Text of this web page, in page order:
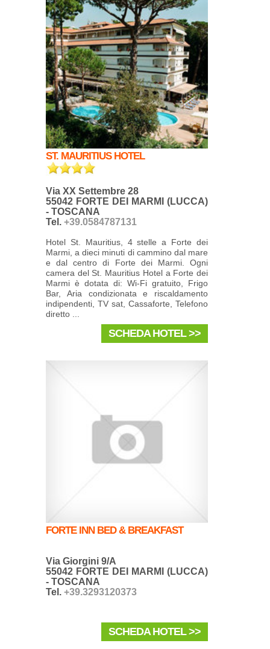
ST. MAURITIUS HOTEL
Via XX Settembre 28
55042 FORTE DEI MARMI (LUCCA)
- TOSCANA
Tel. +39.0584787131
Hotel St. Mauritius, 4 stelle a Forte dei
Marmi, a dieci minuti di cammino dal mare
e dal centro di Forte dei Marmi. Ogni
camera del St. Mauritius Hotel a Forte dei
Marmi è dotata di: Wi-Fi gratuito, Frigo
Bar, Aria condizionata e riscaldamento
indipendenti, TV sat, Cassaforte, Telefono
diretto ...
SCHEDA HOTEL >>
FORTE INN BED & BREAKFAST
Via Giorgini 9/A
55042 FORTE DEI MARMI (LUCCA)
- TOSCANA
Tel. +39.3293120373
SCHEDA HOTEL >>